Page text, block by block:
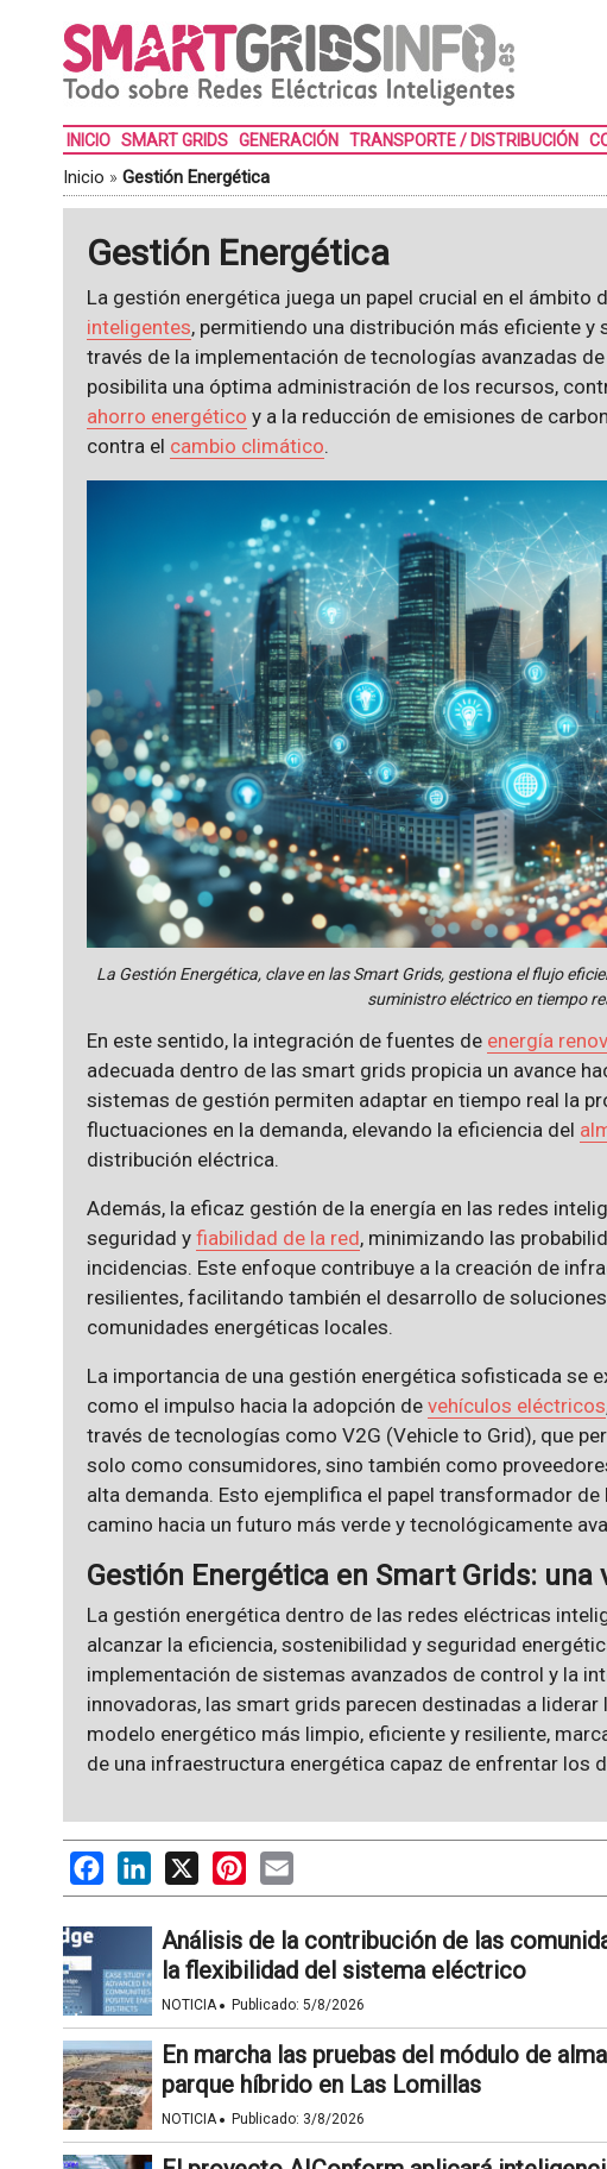
INICIO SMART GRIDS GENERACIÓN TRANSPORTE / DISTRIBUCIÓN
Inicio » Gestión Energética
Gestión Energética
La gestión energética juega un papel crucial en el ámbito
inteligentes, permitiendo una distribución más eficiente y
través de la implementación de tecnologías avanzadas
posibilita una óptima administración de los recursos,
ahorro energético y a la reducción de emisiones de
contra el cambio climático.
La Gestión Energética, clave en las Smart Grids, gestiona el flujo
suministro eléctrico en tiempo
En este sentido, la integración de fuentes de energía
adecuada dentro de las smart grids propicia un avance
sistemas de gestión permiten adaptar en tiempo real la
fluctuaciones en la demanda, elevando la eficiencia del
distribución eléctrica.
Además, la eficaz gestión de la energía en las redes
seguridad y fiabilidad de la red, minimizando las
incidencias. Este enfoque contribuye a la creación de
resilientes, facilitando también el desarrollo de
comunidades energéticas locales.
La importancia de una gestión energética sofisticada se
como el impulso hacia la adopción de vehículos eléctricos
través de tecnologías como V2G (Vehicle to Grid), que
solo como consumidores, sino también como
alta demanda. Esto ejemplifica el papel transformador de
camino hacia un futuro más verde y tecnológicamente
Gestión Energética en Smart Grids: una
La gestión energética dentro de las redes eléctricas
alcanzar la eficiencia, sostenibilidad y seguridad
implementación de sistemas avanzados de control y la
innovadoras, las smart grids parecen destinadas a
modelo energético más limpio, eficiente y resiliente,
de una infraestructura energética capaz de enfrentar los
FacebookLinkedIn Pinterest
Análisis de la contribución de las
la flexibilidad del sistema eléctrico
NOTICIA· Publicado: 5/8/2026
En marcha las pruebas del módulo de
parque híbrido en Las Lomillas
NOTICIA· Publicado: 3/8/2026